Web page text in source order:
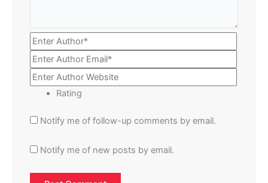
Rating
Notify me of follow-up comments by email.
Notify me of new posts by email.